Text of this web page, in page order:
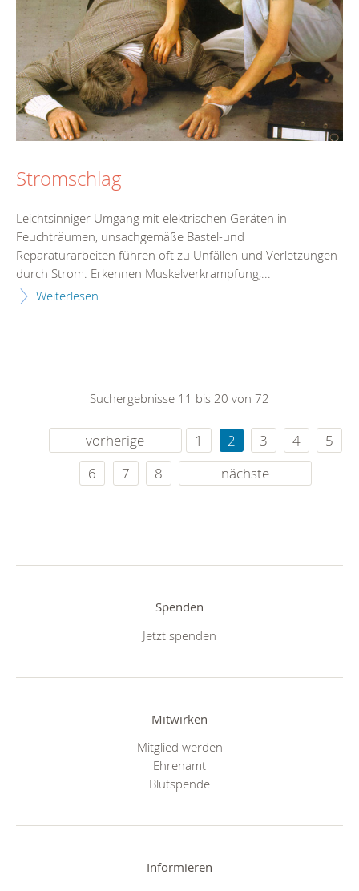
Stromschlag
Leichtsinniger Umgang mit elektrischen Geräten in
Feuchträumen, unsachgemäße Bastel-und
Reparaturarbeiten führen oft zu Unfällen und Verletzungen
durch Strom. Erkennen Muskelverkrampfung,...
Weiterlesen
Suchergebnisse 11 bis 20 von 72
vorherige 1 2 3 4
5
6
7 8 nächste
Spenden
Jetzt spenden
Mitwirken
Mitglied werden
Ehrenamt
Blutspende
Informieren